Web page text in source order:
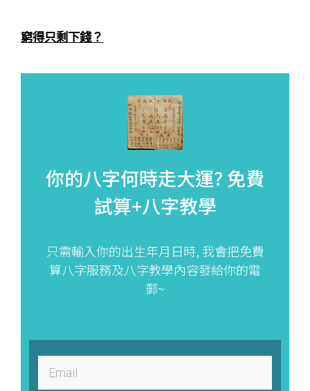
窮得只剩下錢？
你的八字何時走大運? 免費
試算+八字教學
只需輸入你的出生年月日時, 我會把免費
算八字服務及八字教學內容發給你的電
郵~